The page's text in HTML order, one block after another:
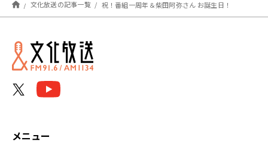
文化放送の記事一覧 祝！番組一周年＆柴田阿弥さん お誕生日！
メニュー